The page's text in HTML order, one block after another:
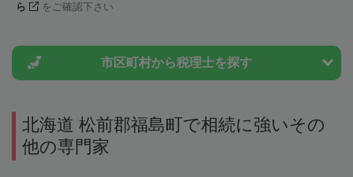
ら
をご確認下さい
市区町村から税理士を探す
北海道 松前郡福島町で相続に強いその
他の専門家